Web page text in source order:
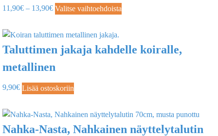
11,90€ – 13,90€ Valitse vaihtoehdoista
Taluttimen jakaja kahdelle koiralle,
metallinen
9,90€ Lisää ostoskoriin
Nahka-Nasta, Nahkainen näyttelytalutin